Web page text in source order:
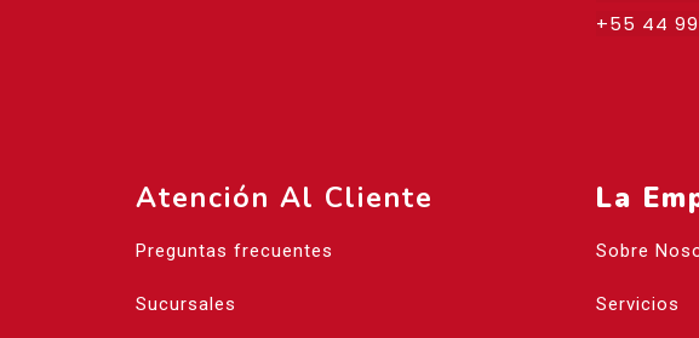
+55 44
Atención Al Cliente
Preguntas frecuentes
Sucursales
La
Sobre
Servicios